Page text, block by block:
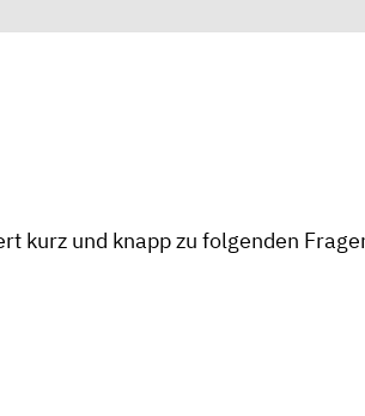
kurz und knapp zu folgenden